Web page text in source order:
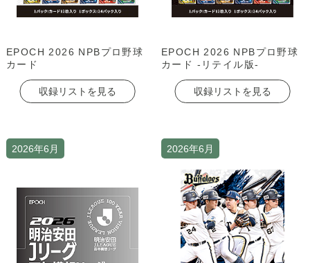
EPOCH 2026 NPBプロ野球
カード
収録リストを見る
EPOCH 2026 NPBプロ野球
カード -リテイル版-
収録リストを見る
2026年6月 2026年6月